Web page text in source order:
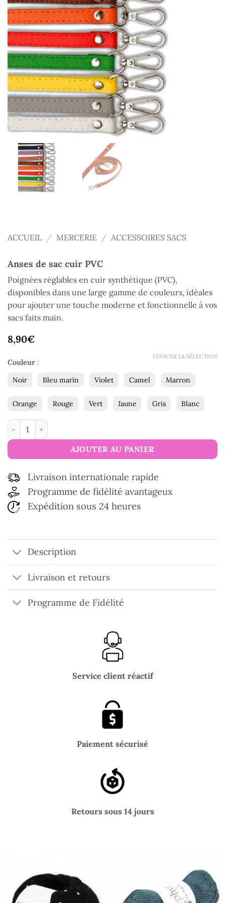
ACCUEIL / MERCERIE / ACCESSOIRES SACS
Anses de sac cuir PVC
Poignées réglables en cuir synthétique (PVC),
disponibles dans une large gamme de couleurs, idéales
pour ajouter une touche moderne et fonctionnelle à vos
sacs faits main.
8,90€
Couleur :
Noir
Bleu marin Violet Camel Marron
Orange Rouge Vert Jaune Gris Blanc
EFFACER LA SÉLECTION
quantité de Anses de sac cuir PVC
AJOUTER AU PANIER
Livraison internationale rapide
Programme de fidélité avantageux
Expédition sous 24 heures
Description
Livraison et retours
Programme de Fidélité
Service client réactif
Paiement sécurisé
Retours sous 14 jours